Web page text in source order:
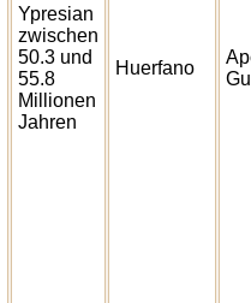
Ypresian
zwischen
50.3 und
55.8
Millionen
Jahren
Huerfano